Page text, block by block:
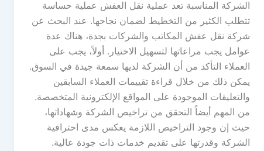
الشركة المناسبة تعد عملية نقل العفش عملية حساسة
تتطلب الكثير من التخطيط لضمان نجاحها. عند البحث عن
شركة نقل عفش المكاتب والشركات بجدة، هناك عدة
عوامل يجب مراعاتها لتسهيل الاختيار. أولاً، يجب على
العملاء التأكد من أن الشركة لديها سمعة جيدة في السوق.
يمكن ذلك من خلال قراءة تقييمات العملاء السابقين
والتعليقات الموجودة على المواقع الإلكترونية المتخصصة.
من المهم أيضاً التحقق من تراخيص الشركة وشهاداتها،
حيث إن وجود التراخيص اللازمة يعكس مدى احترافية
الشركة وقدرتها على تقديم خدمات ذات جودة عالية.